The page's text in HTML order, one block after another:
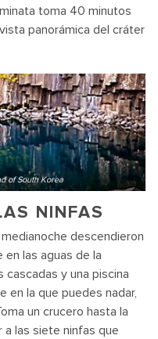
toma 40 minutos
panorámica del cráter
of South Korea
NINFAS
descendieron
las aguas de la
y una piscina
en la que puedes nadar,
un crucero hasta la
a las siete ninfas que